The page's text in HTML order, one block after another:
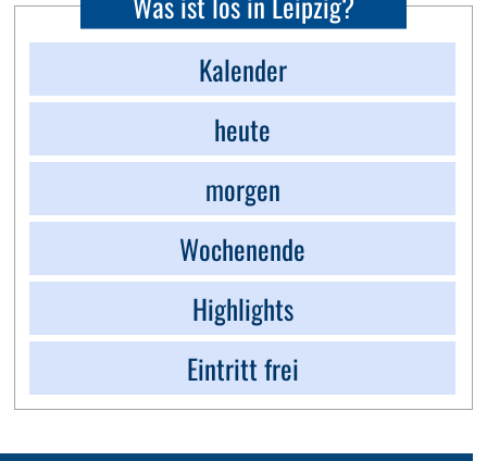
Kalender
heute
morgen
Wochenende
Highlights
Eintritt frei